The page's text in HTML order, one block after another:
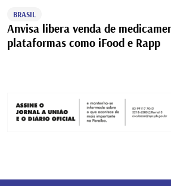
BRASIL
Anvisa libera venda de
plataformas como iFood e Rapp